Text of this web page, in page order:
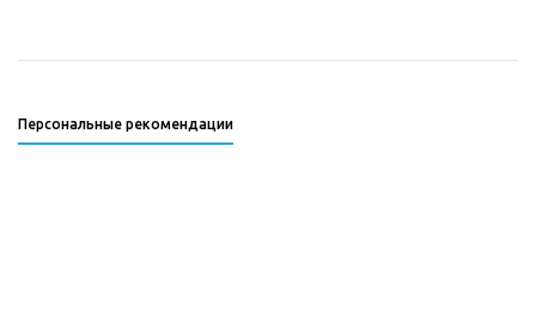
Персональные рекомендации